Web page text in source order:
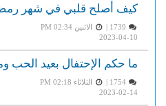
كيف أصلح قلبي في شهر
الاثنين PM 02:34
2023-04-10
ما حكم الإحتفال بعيد الحب
1754 |
الثلاثاء PM 02:18
2023-02-14